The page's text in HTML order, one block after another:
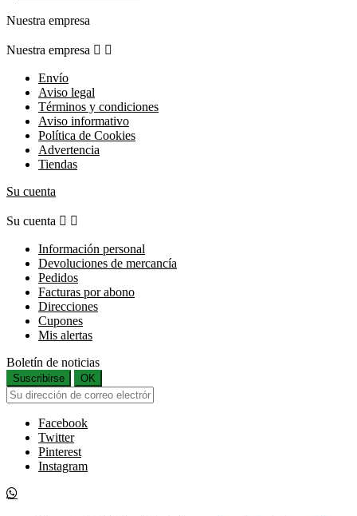
Nuestra empresa
Nuestra empresa  
Envío
Aviso legal
Términos y condiciones
Aviso informativo
Política de Cookies
Advertencia
Tiendas
Su cuenta
Su cuenta  
Información personal
Devoluciones de mercancía
Pedidos
Facturas por abono
Direcciones
Cupones
Mis alertas
Boletín de noticias
Suscribirse OK
Facebook
Twitter
Pinterest
Instagram